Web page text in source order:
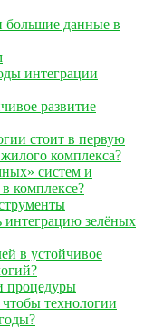
большие данные в
интеграции
развитие
стоит в первую
комплекса?
систем и
комплексе?
интеграцию зелёных
в устойчивое
процедуры
технологии